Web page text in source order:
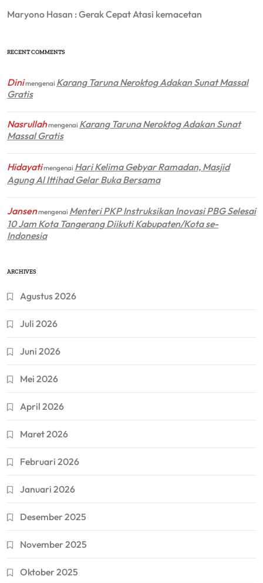
Maryono Hasan : Gerak Cepat Atasi kemacetan
RECENT COMMENTS
Dinimengenai Karang Taruna Neroktog Adakan Sunat Massal
Gratis
Nasrullahmengenai Karang Taruna Neroktog Adakan Sunat
Massal Gratis
Hidayatimengenai Hari Kelima Gebyar Ramadan, Masjid
Agung Al Ittihad Gelar Buka Bersama
Jansenmengenai Menteri PKP Instruksikan Inovasi PBG Selesai
10 Jam Kota Tangerang Diikuti Kabupaten/Kota se-
Indonesia
ARCHIVES
Agustus 2026
Juli 2026
Juni 2026
Mei 2026
April 2026
Maret 2026
Februari 2026
Januari 2026
Desember 2025
November 2025
Oktober 2025